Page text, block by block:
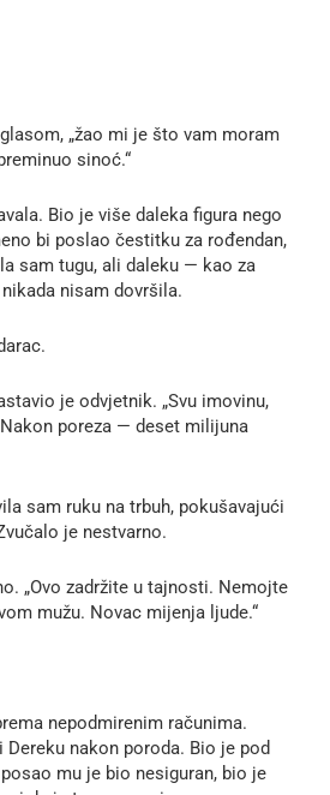
„žao mi je što vam moram
sinoć.“
Bio je više daleka figura nego
bi poslao čestitku za rođendan,
sam tugu, ali daleku — kao za
nisam dovršila.
je odvjetnik. „Svu imovinu,
poreza — deset milijuna
sam ruku na trbuh, pokušavajući
je nestvarno.
„Ovo zadržite u tajnosti. Nemojte
mužu. Novac mijenja ljude.“
nepodmirenim računima.
nakon poroda. Bio je pod
mu je bio nesiguran, bio je